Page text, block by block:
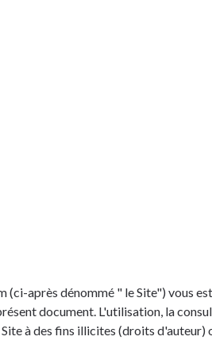
après dénommé " le Site") vous
document. L'utilisation, la
à des fins illicites (droits